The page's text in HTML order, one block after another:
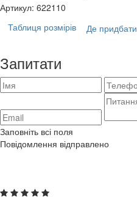
Артикул: 622110
Таблиця розмірів
Де придбати
Запитати
Заповніть всі поля
Повідомлення відправлено